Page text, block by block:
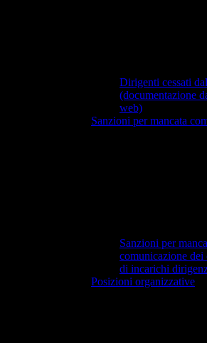
Dirigenti cessati
(documentazione
web)
Sanzioni per mancata
Sanzioni per
comunicazione dei
di incarichi
Posizioni organizzative